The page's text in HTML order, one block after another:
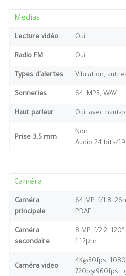
Médias
Lecture vidéo Oui
Radio FM Oui
Types d'alertes Vibration,
Sonneries 64, MP3, WAV
Haut parleur Oui, avec haut-
Prise 3,5 mm
Non
Audio 24 bits/
Caméra
Caméra
principale
64 MP, f/1.8,
PDAF
Caméra
secondaire
8 MP, f/2.2,
1.12μm
Caméra video
4K@30fps,
720p@960fps ;